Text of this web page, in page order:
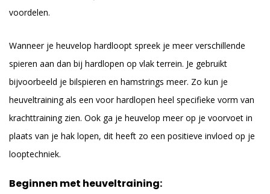
voordelen.
Wanneer je heuvelop hardloopt spreek je meer verschillende
spieren aan dan bij hardlopen op vlak terrein. Je gebruikt
bijvoorbeeld je bilspieren en hamstrings meer. Zo kun je
heuveltraining als een voor hardlopen heel specifieke vorm van
krachttraining zien. Ook ga je heuvelop meer op je voorvoet in
plaats van je hak lopen, dit heeft zo een positieve invloed op je
looptechniek.
Beginnen met heuveltraining: